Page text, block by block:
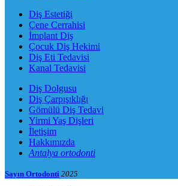
Diş Estetiği
Çene Cerrahisi
İmplant Diş
Çocuk Diş Hekimi
Diş Eti Tedavisi
Kanal Tedavisi
Diş Dolgusu
Diş Çarpışıklığı
Gömülü Diş Tedavi
Yirmi Yaş Dişleri
İletişim
Hakkımızda
Antalya ortodonti
Sayın Ortodonti 2025